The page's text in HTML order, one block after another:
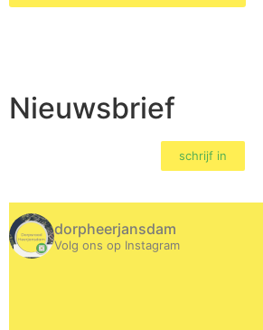
Nieuwsbrief
schrijf in
dorpheerjansdam
Volg ons op Instagram